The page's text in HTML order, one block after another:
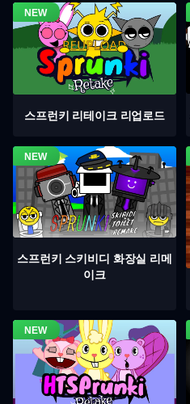
스프런키 리테이크 리업로드
스프런키 스키비디 화장실 리메
이크